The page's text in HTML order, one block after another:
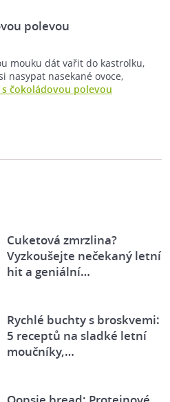
polevou
mouku dát vařit do kastrolku,
nasypat nasekané ovoce,
čokoládovou polevou
Cuketová zmrzlina?
Vyzkoušejte nečekaný letní
hit a geniální…
Rychlé buchty s broskvemi:
5 receptů na sladké letní
moučníky,…